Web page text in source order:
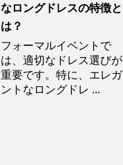
なロングドレスの特徴と
は？
フォーマルイベントで
は、適切なドレス選びが
重要です。特に、エレガ
ントなロングドレ ...